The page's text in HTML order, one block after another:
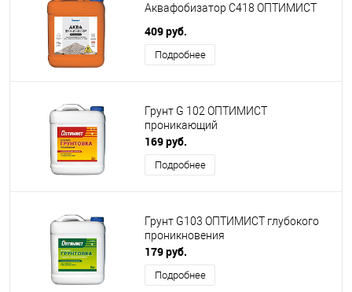
Аквафобизатор C418 ОПТИМИСТ
409 руб.
Подробнее
Грунт G 102 ОПТИМИСТ
проникающий
169 руб.
Подробнее
Грунт G103 ОПТИМИСТ глубокого
проникновения
179 руб.
Подробнее